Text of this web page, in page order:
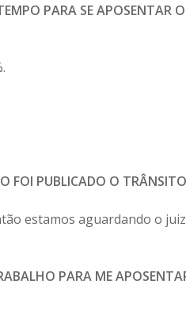
PARA SE APOSENTAR
FOI PUBLICADO O
estamos aguardando o
PARA ME